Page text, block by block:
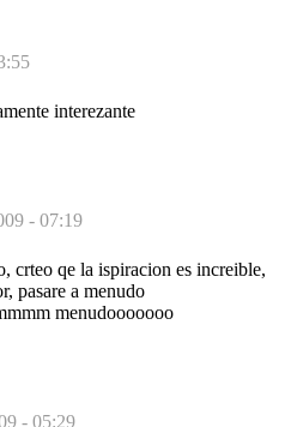
interezante
- 07:19
crteo qe la ispiracion es increible,
pasare a menudo
menudooooooo
- 05:29